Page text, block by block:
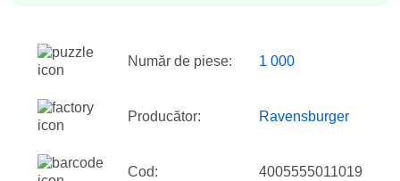
Număr de piese: 1 000
Producător: Ravensburger
Cod: 4005555011019